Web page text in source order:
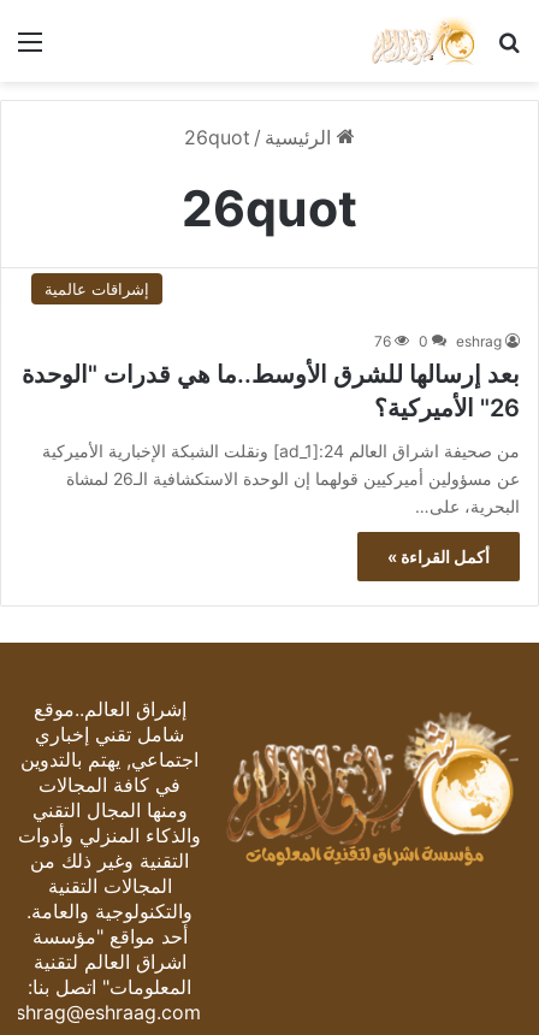
بحث عن
الرئيسية /
26quot
26quot
إشراقات عالمية
eshrag
0
76
بعد إرسالها للشرق الأوسط..ما هي قدرات "الوحدة
26" الأميركية؟
من صحيفة اشراق العالم 24:[ad_1] ونقلت الشبكة الإخبارية الأميركية
عن مسؤولين أميركيين قولهما إن الوحدة الاستكشافية الـ26 لمشاة
البحرية، على…
أكمل القراءة »
إشراق العالم..موقع
شامل تقني إخباري
اجتماعي, يهتم بالتدوين
في كافة المجالات
ومنها المجال التقني
والذكاء المنزلي وأدوات
التقنية وغير ذلك من
المجالات التقنية
والتكنولوجية والعامة.
أحد مواقع "مؤسسة
اشراق العالم لتقنية
المعلومات" اتصل بنا:
eshrag@eshraag.com